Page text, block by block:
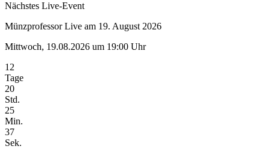
Nächstes Live-Event
Münzprofessor Live am 19. August 2026
Mittwoch, 19.08.2026 um 19:00 Uhr
12
Tage
20
Std.
25
Min.
37
Sek.